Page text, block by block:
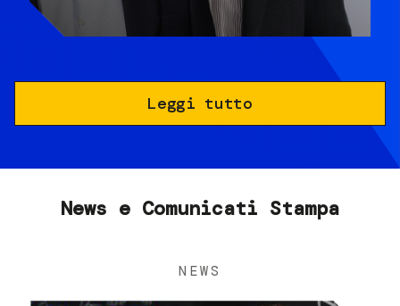
Leggi tutto
News e Comunicati Stampa
NEWS